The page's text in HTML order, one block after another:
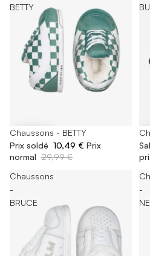
BETTY
-65%
Chaussons - BETTY
Prix soldé 10,49 € Prix
normal 29,99 €
-
Chaussons
-
BRUCE
-